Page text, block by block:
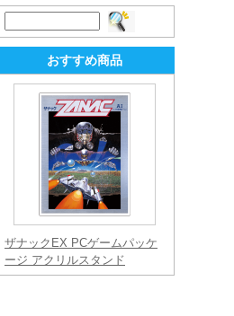
索:
おすすめ商品
ザナックEX PCゲームパッケ
ージ アクリルスタンド